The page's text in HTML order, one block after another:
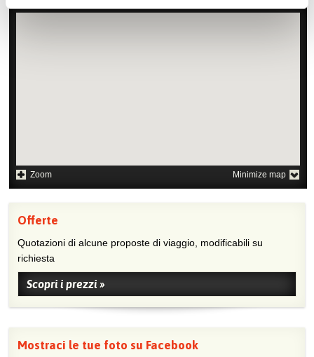
Zoom Minimize map
Offerte
Quotazioni di alcune proposte di viaggio, modificabili su
richiesta
Scopri i prezzi »
Mostraci le tue foto su Facebook